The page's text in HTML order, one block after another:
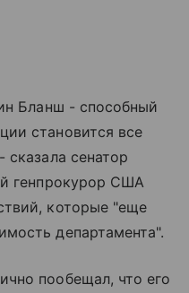
Бланш - способный
становится все
сказала сенатор
генпрокурор США
которые "еще
департамента".
пообещал, что его